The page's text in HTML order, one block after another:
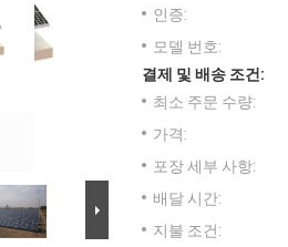
인증:
모델 번호:
결제 및 배송 조건:
최소 주문 수량:
가격:
포장 세부 사항:
배달 시간:
지불 조건: